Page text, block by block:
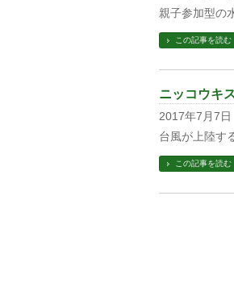
親子参加型の
この記事を読む
ニッコウキ
2017年7月7日
台風が上陸す
この記事を読む